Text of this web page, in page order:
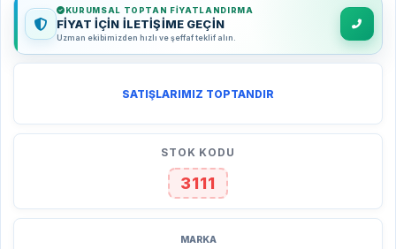
KURUMSAL TOPTAN FIYATLANDIRMA
FİYAT İÇİN İLETİŞİME GEÇİN
Uzman ekibimizden hızlı ve şeffaf teklif alın.
SATIŞLARIMIZ TOPTANDIR
STOK KODU
3111
MARKA